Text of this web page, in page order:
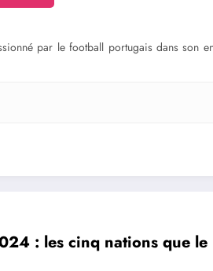
par le football portugais dans son
: les cinq nations que